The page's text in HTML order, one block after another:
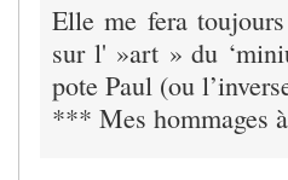
Elle me fera
sur l' »art » du
pote Paul (ou
*** Mes hommages